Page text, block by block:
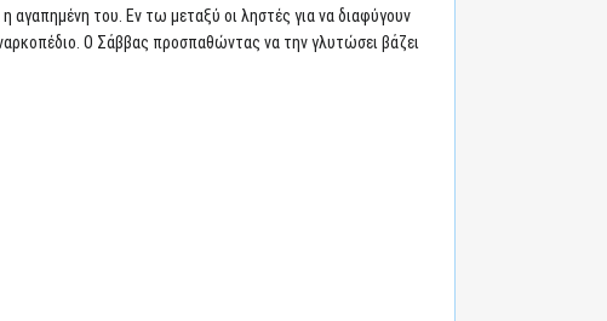
αγαπημένη του. Εν τω μεταξύ οι ληστές για να διαφύγουν
Ο Σάββας προσπαθώντας να την γλυτώσει βάζει